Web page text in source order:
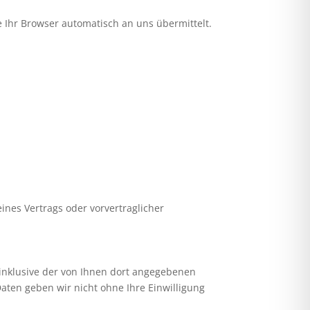
Browser automatisch an uns übermittelt.
Vertrags oder vorvertraglicher
der von Ihnen dort angegebenen
geben wir nicht ohne Ihre Einwilligung